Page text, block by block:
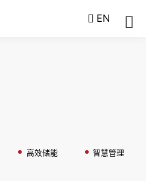
EN
高效储能 智慧管理